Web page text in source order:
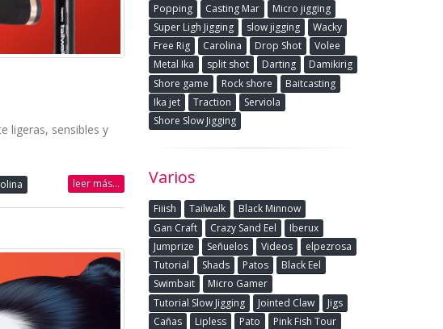
ligeras, sensibles y
leer más...
Popping
Casting Mar
Micro jigging
Super Ligh Jigging
slow jigging
Wacky
Free Rig
Carolina Drop Shot
Volee
Metal Ika
split shot Darting
Damikirig
Shore game
Rock shore
Baitcasting
Ika jet
Traction
Serviola
Shore Slow Jigging
Varios
Fiiish Tailwalk
Black Minnow
Gan Craft
Crazy Sand Eel
Iberux
Jumprize
Señuelos Videos
elpezrosa
Tutorial
Shads Patos
Black Eel
Swimbait
Micro Gamer
Tutorial Slow Jigging
Jointed Claw
Jigs
Cañas
Lipless Pato
Pink Fish Tour